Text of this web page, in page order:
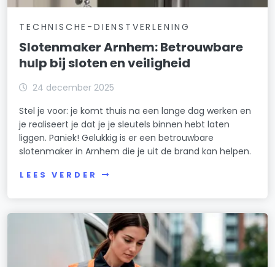
TECHNISCHE-DIENSTVERLENING
Slotenmaker Arnhem: Betrouwbare
hulp bij sloten en veiligheid
24 december 2025
Stel je voor: je komt thuis na een lange dag werken en
je realiseert je dat je je sleutels binnen hebt laten
liggen. Paniek! Gelukkig is er een betrouwbare
slotenmaker in Arnhem die je uit de brand kan helpen.
LEES VERDER